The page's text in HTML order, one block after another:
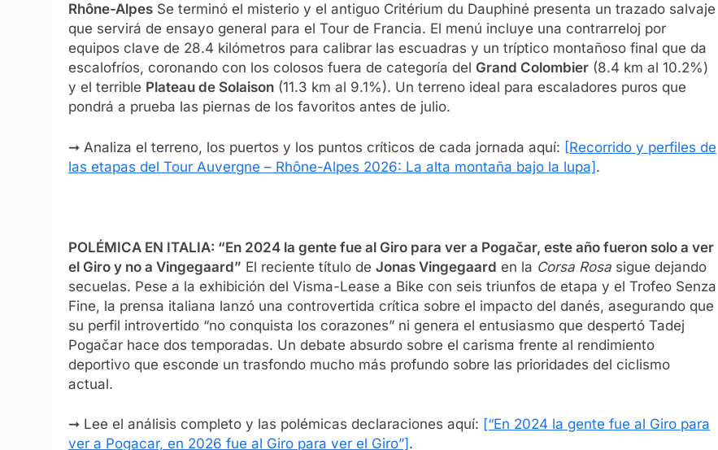
Rhône-Alpes Se terminó el misterio y el antiguo Critérium du Dauphiné presenta un trazado salvaje
que servirá de ensayo general para el Tour de Francia. El menú incluye una contrarreloj por
equipos clave de 28.4 kilómetros para calibrar las escuadras y un tríptico montañoso final que da
escalofríos, coronando con los colosos fuera de categoría del Grand Colombier (8.4 km al 10.2%)
y el terrible Plateau de Solaison (11.3 km al 9.1%). Un terreno ideal para escaladores puros que
pondrá a prueba las piernas de los favoritos antes de julio.
➞ Analiza el terreno, los puertos y los puntos críticos de cada jornada aquí: [Recorrido y perfiles de
las etapas del Tour Auvergne – Rhône-Alpes 2026: La alta montaña bajo la lupa].
POLÉMICA EN ITALIA: “En 2024 la gente fue al Giro para ver a Pogačar, este año fueron solo a ver
el Giro y no a Vingegaard” El reciente título de Jonas Vingegaard en la Corsa Rosa sigue dejando
secuelas. Pese a la exhibición del Visma-Lease a Bike con seis triunfos de etapa y el Trofeo Senza
Fine, la prensa italiana lanzó una controvertida crítica sobre el impacto del danés, asegurando que
su perfil introvertido “no conquista los corazones” ni genera el entusiasmo que despertó Tadej
Pogačar hace dos temporadas. Un debate absurdo sobre el carisma frente al rendimiento
deportivo que esconde un trasfondo mucho más profundo sobre las prioridades del ciclismo
actual.
➞ Lee el análisis completo y las polémicas declaraciones aquí: [“En 2024 la gente fue al Giro para
ver a Pogacar, en 2026 fue al Giro para ver el Giro”] .